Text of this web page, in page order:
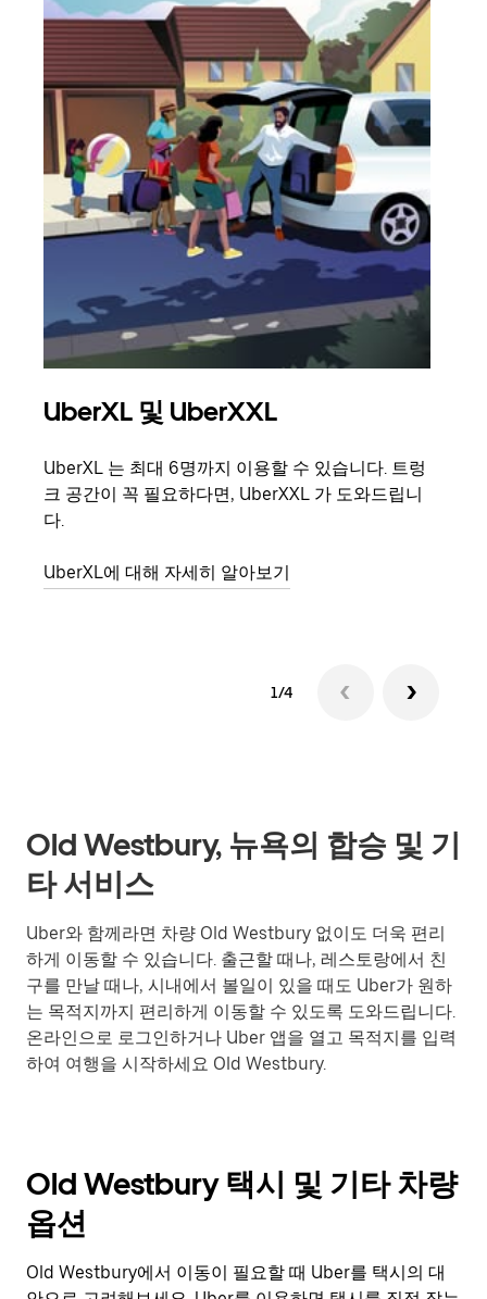
UberXL 및 UberXXL
UberXL 는 최대 6명까지 이용할 수 있습니다. 트렁
크 공간이 꼭 필요하다면, UberXXL 가 도와드립니
다.
UberXL에 대해 자세히 알아보기
1/4
Old Westbury, 뉴욕의 합승 및 기
타 서비스
Uber와 함께라면 차량 Old Westbury 없이도 더욱 편리
하게 이동할 수 있습니다. 출근할 때나, 레스토랑에서 친
구를 만날 때나, 시내에서 볼일이 있을 때도 Uber가 원하
는 목적지까지 편리하게 이동할 수 있도록 도와드립니다.
온라인으로 로그인하거나 Uber 앱을 열고 목적지를 입력
하여 여행을 시작하세요 Old Westbury.
Old Westbury 택시 및 기타 차량
옵션
Old Westbury에서 이동이 필요할 때 Uber를 택시의 대